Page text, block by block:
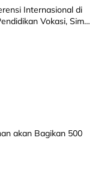
Internasional di
Vokasi, Simak
akan Bagikan 500